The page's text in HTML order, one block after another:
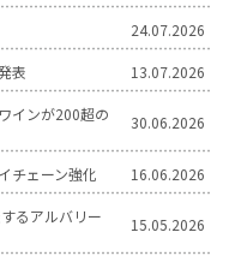
24.07.2026
表 13.07.2026
インが200超の
30.06.2026
チェーン強化 16.06.2026
るアルバリー
15.05.2026